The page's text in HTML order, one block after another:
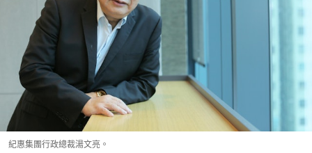
紀惠集團行政總裁湯文亮。